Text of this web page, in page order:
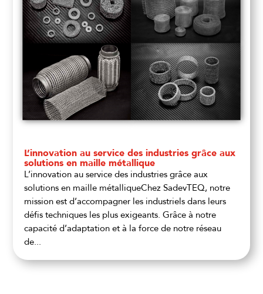
L’innovation au service des industries grâce aux
solutions en maille métallique
L’innovation au service des industries grâce aux
solutions en maille métalliqueChez SadevTEQ, notre
mission est d’accompagner les industriels dans leurs
défis techniques les plus exigeants. Grâce à notre
capacité d’adaptation et à la force de notre réseau
de...